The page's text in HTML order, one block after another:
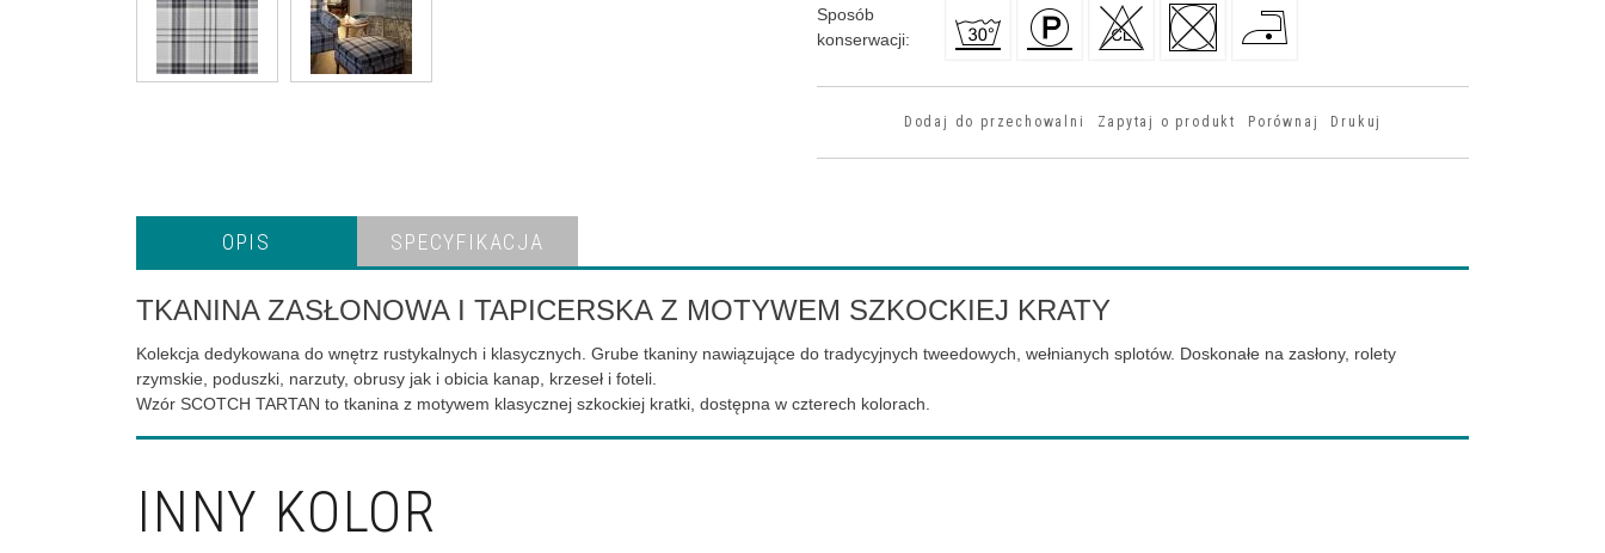
Sposób
konserwacji:
Dodaj do przechowalni Zapytaj o produkt Porównaj Drukuj
OPIS SPECYFIKACJA
TKANINA ZASŁONOWA I TAPICERSKA Z MOTYWEM SZKOCKIEJ KRATY
Kolekcja dedykowana do wnętrz rustykalnych i klasycznych. Grube tkaniny nawiązujące do tradycyjnych tweedowych, wełnianych splotów. Doskonałe na zasłony, rolety
rzymskie, poduszki, narzuty, obrusy jak i obicia kanap, krzeseł i foteli.
Wzór SCOTCH TARTAN to tkanina z motywem klasycznej szkockiej kratki, dostępna w czterech kolorach.
INNY KOLOR